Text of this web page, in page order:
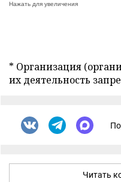
Нажать для увеличения
* Организация
их деятельность
Читать